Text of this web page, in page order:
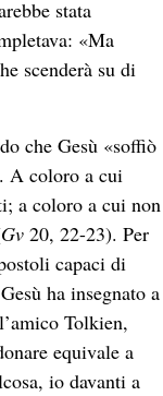
stata
«Ma
scenderà su di
che Gesù «soffiò
A coloro a cui
a coloro a cui non
Gv 20, 22-23). Per
capaci di
ha insegnato a
Tolkien,
equivale a
io davanti a